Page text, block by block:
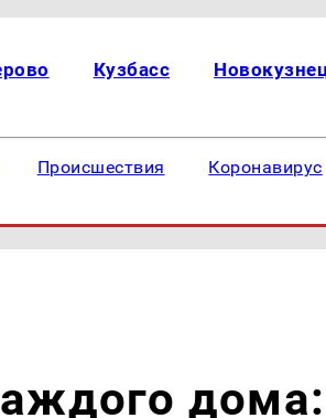
Кузбасс
Происшествия Коронавирус
дома: